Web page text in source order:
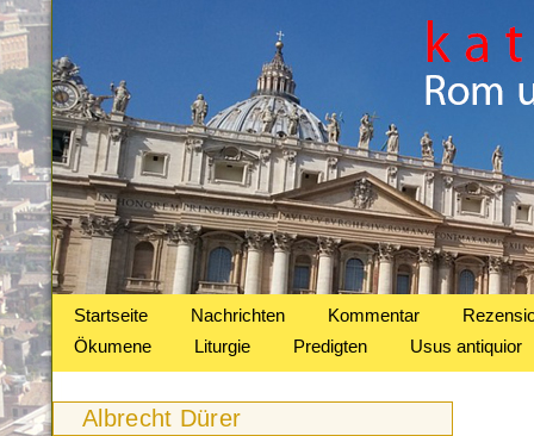
Startseite Nachrichten Kommentar
Ökumene
Liturgie Predigten Usus antiquior
Albrecht Dürer